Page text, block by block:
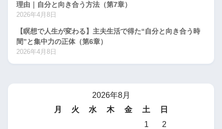
理由｜自分と向き合う方法（第7章）
2026年4月8日
【瞑想で人生が変わる】主夫生活で得た“自分と向き合う時
間”と集中力の正体（第6章）
2026年4月8日
2026年8月
月
火 水 木 金 土
日
1
2